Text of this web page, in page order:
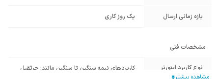
بازه زمانی ارسال یک روز کاری
مشخصات فنی
نوع کاربرد اینورتر
کاربردهای نیمه سنگین تا سنگین مانند: جرثقیل